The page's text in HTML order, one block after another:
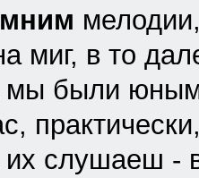
миг, в то
мы были
их слушаеш -